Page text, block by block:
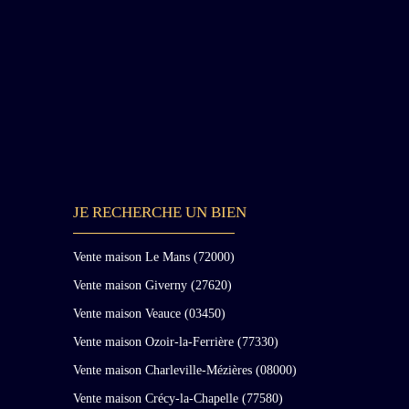
JE RECHERCHE UN BIEN
Vente maison Le Mans (72000)
Vente maison Giverny (27620)
Vente maison Veauce (03450)
Vente maison Ozoir-la-Ferrière (77330)
Vente maison Charleville-Mézières (08000)
Vente maison Crécy-la-Chapelle (77580)